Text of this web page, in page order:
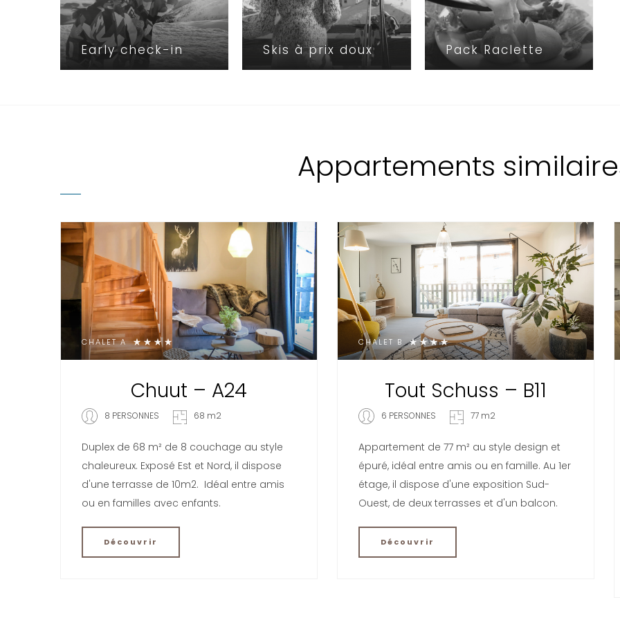
Early check-in Skis à prix doux Pack Raclette
Appartements
CHALET A
Chuut – A24
8 PERSONNES 68 m2
Duplex de 68 m² de 8 couchage au style
chaleureux. Exposé Est et Nord, il dispose
d'une terrasse de 10m2. Idéal entre amis
ou en familles avec enfants.
Découvrir
CHALET B
Tout Schuss – B11
6 PERSONNES 77 m2
Appartement de 77 m² au style design et
épuré, idéal entre amis ou en famille. Au 1er
étage, il dispose d'une exposition Sud-
Ouest, de deux terrasses et d'un balcon.
Découvrir